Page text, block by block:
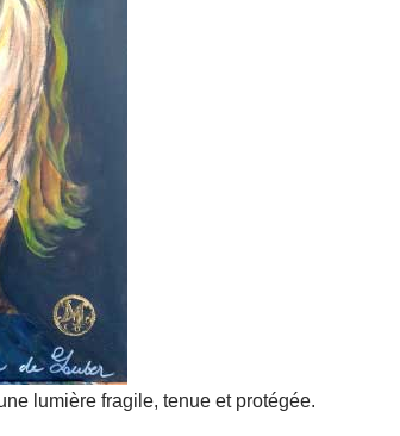
lumière fragile, tenue et protégée.